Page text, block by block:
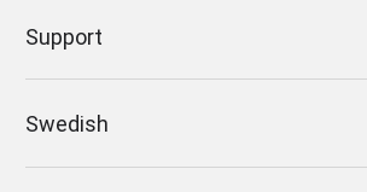
Support
Swedish